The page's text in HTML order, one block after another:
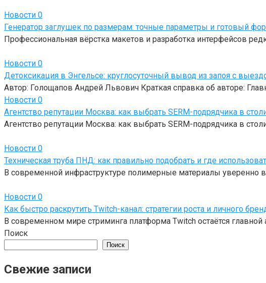
Новости 0
Генератор заглушек по размерам: точные параметры и готовый
Профессиональная вёрстка макетов и разработка интерфейсов
Новости 0
Детоксикация в Энгельсе: круглосуточный вывод из запоя с
Автор: Голощапов Андрей Львович Краткая справка об авторе:
Новости 0
Агентство репутации Москва: как выбрать SERM-подрядчика в
Агентство репутации Москва: как выбрать SERM-подрядчика в
Новости 0
Техническая труба ПНД: как правильно подобрать и где
В современной инфраструктуре полимерные материалы уверенно
Новости 0
Как быстро раскрутить Twitch-канал: стратегии роста и личного
В современном мире стриминга платформа Twitch остаётся главной
Поиск
Поиск
Свежие записи